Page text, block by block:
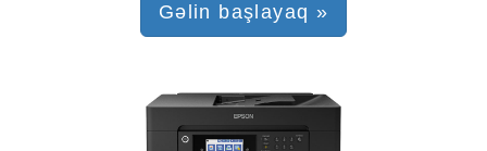
Gəlin başlayaq »